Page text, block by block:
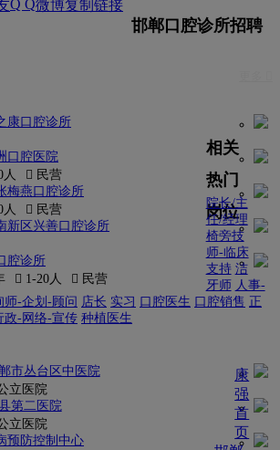
Q Q微博复制链接
邯郸口腔诊所招聘
康口腔诊所
口腔医院
人
 民营
梅燕口腔诊所
人
 民营
新区兴善口腔诊所
腔诊所
 1-20人  民营
相关
热门
岗位
院长/主
任/经理
椅旁技
师-临床
支持 洁
牙师 人事-
师-企划-顾问 店长 实习 口腔医生 口腔销售 正
政-网络-宣传 种植医生
市丛台区中医院
立医院
第二医院
立医院
预防控制中心
康
强
首
页